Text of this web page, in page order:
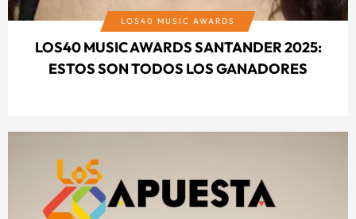
LOS40 MUSIC AWARDS
LOS40 MUSIC AWARDS SANTANDER 2025:
ESTOS SON TODOS LOS GANADORES